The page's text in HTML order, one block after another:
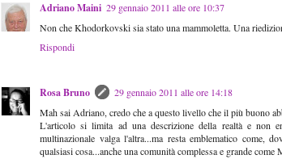
Adriano Maini 29 gennaio 2011 alle ore 10:37
Non che Khodorkovski sia stato una mammoletta. Una
Rispondi
Rosa Bruno
29 gennaio 2011 alle ore 14:18
Mah sai Adriano, credo che a questo livello che il più buono
L'articolo si limita ad una descrizione della realtà e non
multinazionale valga l'altra...ma resta emblematico come,
qualsiasi cosa...anche una comunità complessa e grande come